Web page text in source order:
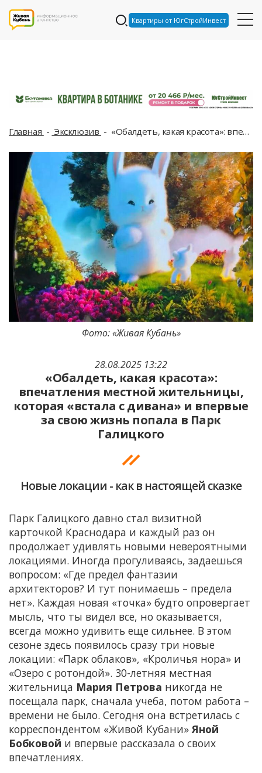
Квартиры от ЮгСтройИнвест
Главная Эксклюзив «Обалдеть, какая красота»: впечатления местной жительницы, которая «встала с дивана» и впервые за свою жизнь попала в Парк Галицкого
28.08.2025 13:22
«Обалдеть, какая красота»:
впечатления местной жительницы,
которая «встала с дивана» и впервые
за свою жизнь попала в Парк
Галицкого
Новые локации - как в настоящей сказке
Фото: «Живая Кубань»
Парк Галицкого давно стал визитной
карточкой Краснодара и каждый раз он
продолжает удивлять новыми невероятными
локациями. Иногда прогуливаясь, задаешься
вопросом: «Где предел фантазии
архитекторов? И тут понимаешь – предела
нет». Каждая новая «точка» будто опровергает
мысль, что ты видел все, но оказывается,
всегда можно удивить еще сильнее. В этом
сезоне здесь появилось сразу три новые
локации: «Парк облаков», «Кроличья нора» и
«Озеро с ротондой». 30-летняя местная
жительница Мария Петрова никогда не
посещала парк, сначала учеба, потом работа –
времени не было. Сегодня она встретилась с
корреспондентом «Живой Кубани» Яной
Бобковой и впервые рассказала о своих
впечатлениях.